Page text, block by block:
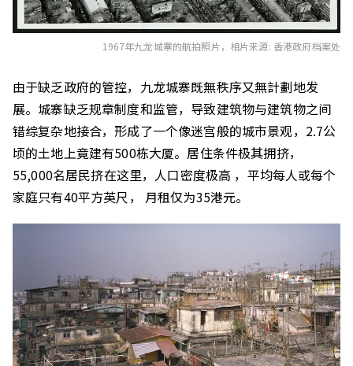
1967年九龙城寨的航拍照片，相片来源: 香港政府档案处
由于缺乏政府的管控，九龙城寨既無秩序又無計劃地发
展。城寨缺乏规章制度和监管，导致建筑物与建筑物之间
错综复杂地接合，形成了一个像迷宫般的城市景观，2.7公
顷的土地上竟建有500栋大厦。居住条件极其拥挤，
55,000名居民挤在这里，人口密度极高 ，平均每人或每个
家庭只有40平方英尺， 月租仅为35港元。